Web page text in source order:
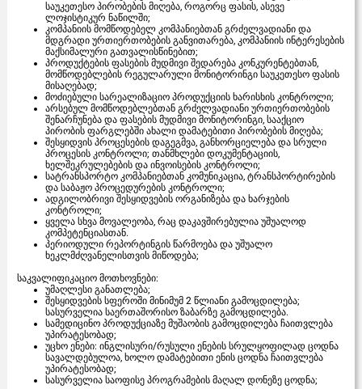
საუკეთესო პირობების მიღება, როგორც ფასის, ასევე
ლოჯისტიკურ ნაწილში;
კომპანიის მომწოდებელ კომპანიებთან გრძელვადიანი და
მდგრადი ურთიერთობების განვითარება, კომპანიის ინტერესების
მაქსიმალური გათვალისწინებით;
პროდუქტების ფასების მუდმივი შედარება კონკურენტებთან,
მომწოდებლების რეგულარული მონიტორინგი საუკეთესო ფასის
მისაღებად;
მოძიებული სარეალიზაციო პროდუქციის ხარისხის კონტროლი;
არსებულ მომწოდებლებთან გრძელვადიანი ურთიერთობების
შენარჩუნება და ფასების მუდმივი მონიტორინგი, სააქციო
პირობის ფარგლებში ახალი დამატებითი პირობების მიღება;
შესყიდვის პროცესების დაგეგმვა, განხორციელება და სრული
პროცესის კონტროლი; თანმხლები დოკუმენტაციის,
ხელშეკრულებების და ინვოისების კონტროლი;
სატრანსპორტო კომპანიებთან კომუნიკაცია, ტრანსპორტირების
და საბაჟო პროცედურების კონტროლი;
ადგილობრივი შესყიდვების ორგანიზება და ხარჯების
კონტროლი;
ყველა სხვა მოვალეობა, რაც დაკავშირებულია უშუალოდ
კომპეტენციასთან.
პერიოდული რეპორტინგის წარმოება და უშუალო
ხეკლმძღვანელისთვის მიწოდება;
საკვალიფიკაციო მოთხოვნები:
უმაღლესი განათლება;
შესყიდვების სფეროში მინიმუმ 2 წლიანი გამოცდილება;
სასურველია საერთაშორისო ზაბარზე გამოცდილება.
სამედიცინო პროდუქციაზე მუშაობის გამოცდილება ჩაითვლება
უპირატესობად;
უცხო ენები: ინგლისური/რუსული ენების სრულყოფილად ცოდნა
სავალდებულოა, ხოლო დამატებითი ენის ცოდნა ჩაითვლება
უპირატესობად;
სასურველია საოფისე პროგრამების მაღალ დონეზე ცოდნა;